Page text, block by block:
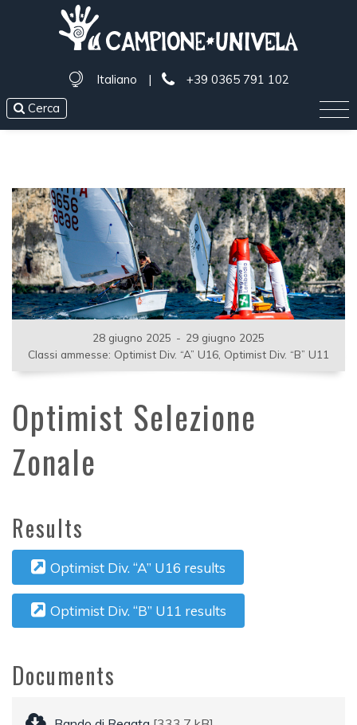
Italiano |
+39 0365 791 102
Cerca
28 giugno 2025 - 29 giugno 2025
Classi ammesse: Optimist Div. “A” U16, Optimist Div. “B” U11
Optimist Selezione
Zonale
Results
Optimist Div. “A” U16 results
Optimist Div. “B” U11 results
Documents